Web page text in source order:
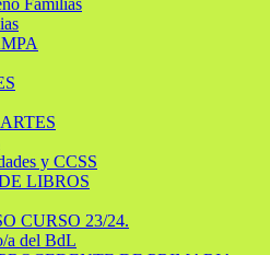
Familias
y CCSS
LIBROS
CURSO 23/24.
a del BdL